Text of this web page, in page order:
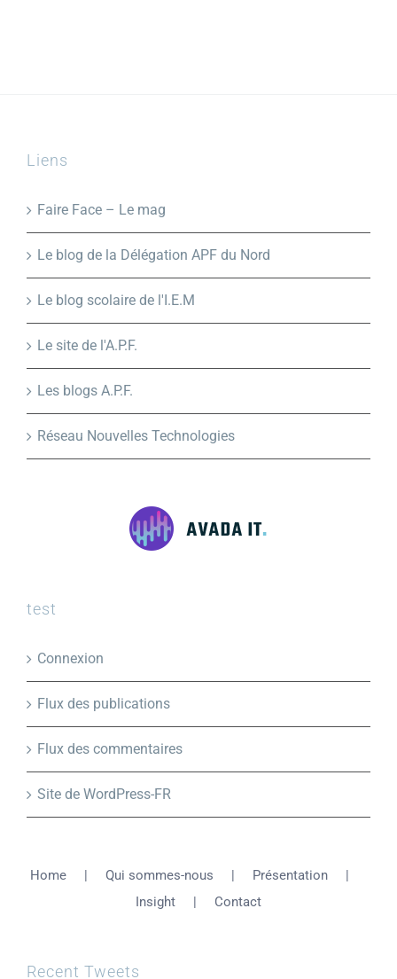
Liens
Faire Face – Le mag
Le blog de la Délégation APF du Nord
Le blog scolaire de l'I.E.M
Le site de l'A.P.F.
Les blogs A.P.F.
Réseau Nouvelles Technologies
test
Connexion
Flux des publications
Flux des commentaires
Site de WordPress-FR
Home Qui sommes-nous
Présentation
Insight
Contact
Recent Tweets